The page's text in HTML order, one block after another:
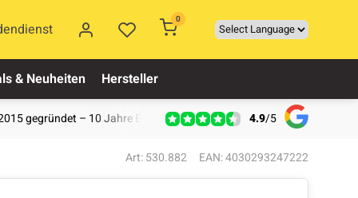
0
& Neuheiten Hersteller
gegründet – 10 Jahre Erfahrung 4.9/5
Art: 530.882 EAN: 4030293247222